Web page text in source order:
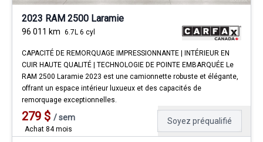
2023 RAM 2500 Laramie
96 011 km 6.7L 6 cyl
CAPACITÉ DE REMORQUAGE IMPRESSIONNANTE | INTÉRIEUR EN
CUIR HAUTE QUALITÉ | TECHNOLOGIE DE POINTE EMBARQUÉE Le
RAM 2500 Laramie 2023 est une camionnette robuste et élégante,
offrant un espace intérieur luxueux et des capacités de
remorquage exceptionnelles.
279 $ /sem
Achat 84 mois
Soyez préqualifié